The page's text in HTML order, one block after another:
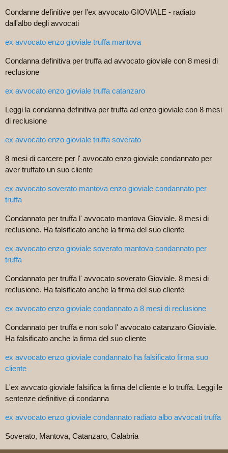
Condanne definitive per l'ex avvocato GIOVIALE - radiato
dall'albo degli avvocati
ex avvocato enzo gioviale truffa mantova
Condanna definitiva per truffa ad avvocato gioviale con 8 mesi di
reclusione
ex avvocato enzo gioviale truffa catanzaro
Leggi la condanna definitiva per truffa ad enzo gioviale con 8 mesi
di reclusione
ex avvocato enzo gioviale truffa soverato
8 mesi di carcere per l' avvocato enzo gioviale condannato per
aver truffato un suo cliente
ex avvocato soverato mantova enzo gioviale condannato per
truffa
Condannato per truffa l' avvocato mantova Gioviale. 8 mesi di
reclusione. Ha falsificato anche la firma del suo cliente
ex avvocato enzo gioviale soverato mantova condannato per
truffa
Condannato per truffa l' avvocato soverato Gioviale. 8 mesi di
reclusione. Ha falsificato anche la firma del suo cliente
ex avvocato enzo gioviale condannato a 8 mesi di reclusione
Condannato per truffa e non solo l' avvocato catanzaro Gioviale.
Ha falsificato anche la firma del suo cliente
ex avvocato enzo gioviale condannato ha falsificato firma suo
cliente
L'ex avvcato gioviale falsifica la firna del cliente e lo truffa. Leggi le
sentenze definitive di condanna
ex avvocato enzo gioviale condannato radiato albo avvocati truffa
Soverato, Mantova, Catanzaro, Calabria